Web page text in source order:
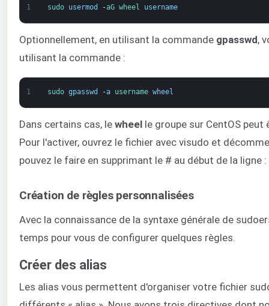
1 sudo usermod -aG wheel username
Optionnellement, en utilisant la commande gpasswd,
utilisant la commande :
1 sudo gpasswd -a username wheel
Dans certains cas, le wheel le groupe sur CentOS
Pour l'activer, ouvrez le fichier avec visudo et
pouvez le faire en supprimant le # au début de la ligne :
Création de règles personnalisées
Avec la connaissance de la syntaxe générale de
temps pour vous de configurer quelques règles.
Créer des alias
Les alias vous permettent d'organiser votre fichier